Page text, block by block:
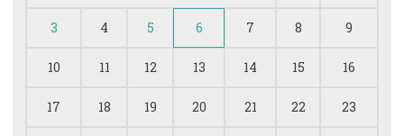
3 4 5 6 7 8 9
10 11 12 13 14 15 16
17 18 19 20 21 22 23